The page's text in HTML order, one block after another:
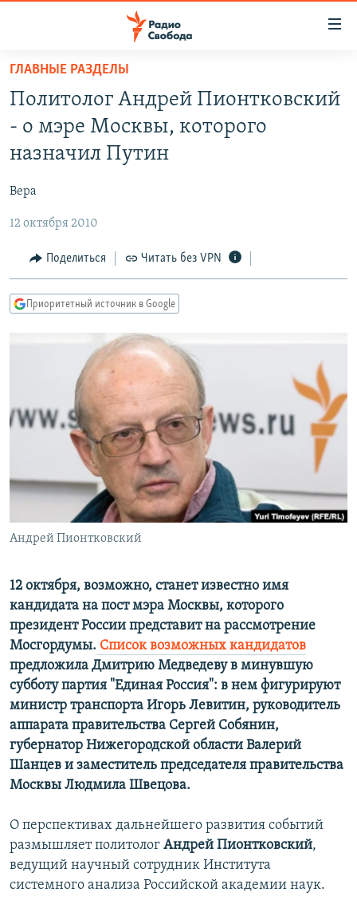
упрощенного
доступа
основному
Вернутся
навигации
Вернутся
поиску
АВТОРСКИЕ ПРОЕКТЫ
МНЕНИЯ
КУЛЬТУРА
IDEL.РЕАЛИИ
СЕВЕР.РЕАЛИИ
СИБИРЬ.РЕАЛИИ
РАСПИСАНИЕ ВЕЩАНИЯ
ПОДПИШИТЕСЬ НА РАССЫЛКУ
СОЦИАЛЬНЫЕ СЕТИ
ГЛАВНЫЕ РАЗДЕЛЫ
Политолог Андрей Пионтковский
- о мэре Москвы, которого
назначил Путин
Вера
12 октября 2010
Поделиться Читать без VPN
Приоритетный источник в Google
Андрей Пионтковский
12 октября, возможно, станет известно имя
кандидата на пост мэра Москвы, которого
президент России представит на рассмотрение
Мосгордумы. Список возможных кандидатов
предложила Дмитрию Медведеву в минувшую
субботу партия "Единая Россия": в нем фигурируют
министр транспорта Игорь Левитин, руководитель
аппарата правительства Сергей Собянин,
губернатор Нижегородской области Валерий
Шанцев и заместитель председателя правительства
Москвы Людмила Швецова.
О перспективах дальнейшего развития событий
размышляет политолог Андрей Пионтковский,
ведущий научный сотрудник Института
системного анализа Российской академии наук.